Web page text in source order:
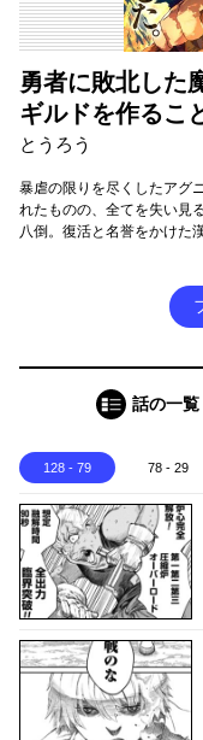
勇者に敗北した
ギルドを作るこ
とうろう
暴虐の限りを尽くしたアグ
れたものの、全てを失い
八倒。復活と名誉をかけ
話の一覧
128 - 79 78 - 29